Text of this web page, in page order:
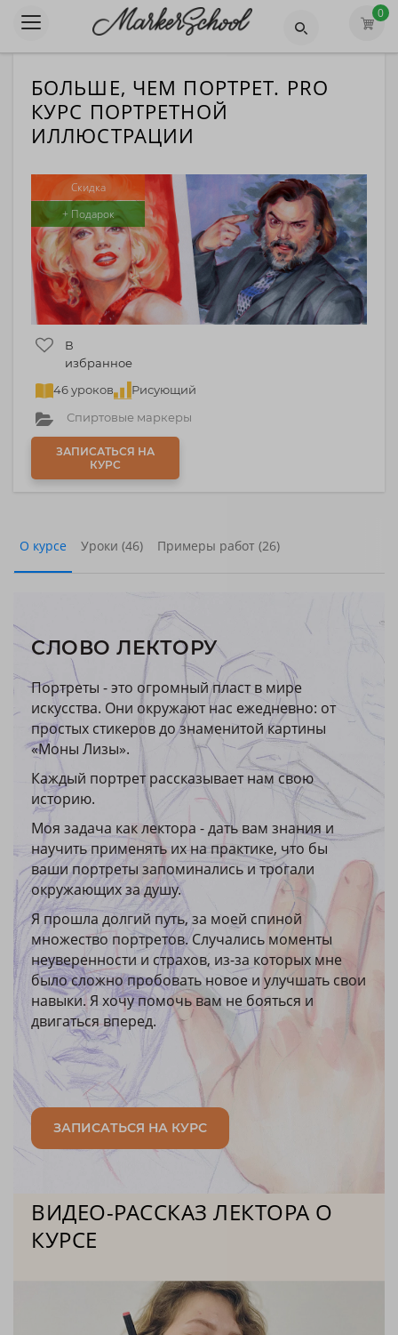
0
БОЛЬШЕ, ЧЕМ ПОРТРЕТ. PRO
КУРС ПОРТРЕТНОЙ
ИЛЛЮСТРАЦИИ
Скидка
+ Подарок
В
избранное
46 уроков
Рисующий
Спиртовые маркеры
ЗАПИСАТЬСЯ НА
КУРС
О курсе Уроки (46) Примеры работ (26)
СЛОВО ЛЕКТОРУ
Портреты - это огромный пласт в мире
искусства. Они окружают нас ежедневно: от
простых стикеров до знаменитой картины
«Моны Лизы».
Каждый портрет рассказывает нам свою
историю.
Моя задача как лектора - дать вам знания и
научить применять их на практике, что бы
ваши портреты запоминались и трогали
окружающих за душу.
Я прошла долгий путь, за моей спиной
множество портретов. Случались моменты
неуверенности и страхов, из-за которых мне
было сложно пробовать новое и улучшать свои
навыки. Я хочу помочь вам не бояться и
двигаться вперед.
ЗАПИСАТЬСЯ НА КУРС
ВИДЕО-РАССКАЗ ЛЕКТОРА О
КУРСЕ